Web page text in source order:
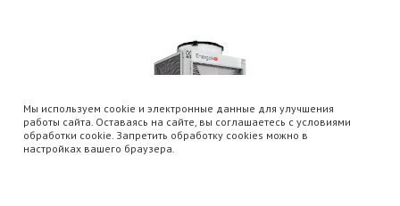
Мы используем cookie и электронные данные для улучшения
работы сайта. Оставаясь на сайте, вы соглашаетесь с условиями
обработки cookie. Запретить обработку cookies можно в
настройках вашего браузера.